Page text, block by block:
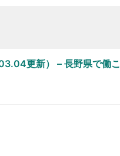
更新） – 長野県で働こ